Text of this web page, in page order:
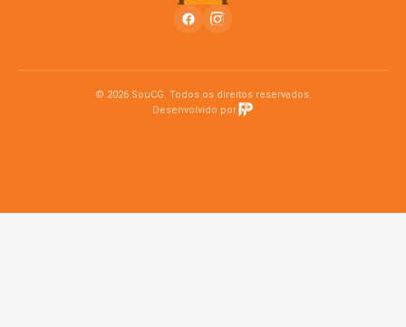
© 2026 SouCG. Todos os direitos reservados.
Desenvolvido por